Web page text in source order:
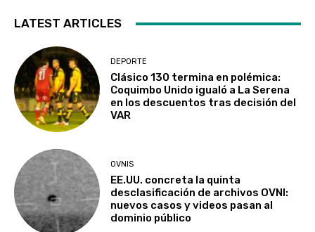
LATEST ARTICLES
DEPORTE
Clásico 130 termina en polémica:
Coquimbo Unido igualó a La Serena
en los descuentos tras decisión del
VAR
OVNIS
EE.UU. concreta la quinta
desclasificación de archivos OVNI:
nuevos casos y videos pasan al
dominio público